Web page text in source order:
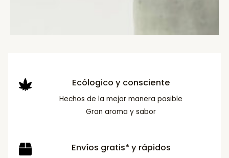
Ecólogico y consciente
Hechos de la mejor manera posible
Gran aroma y sabor
Envíos gratis* y rápidos